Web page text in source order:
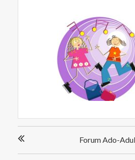
de
l’article
Forum Ado-